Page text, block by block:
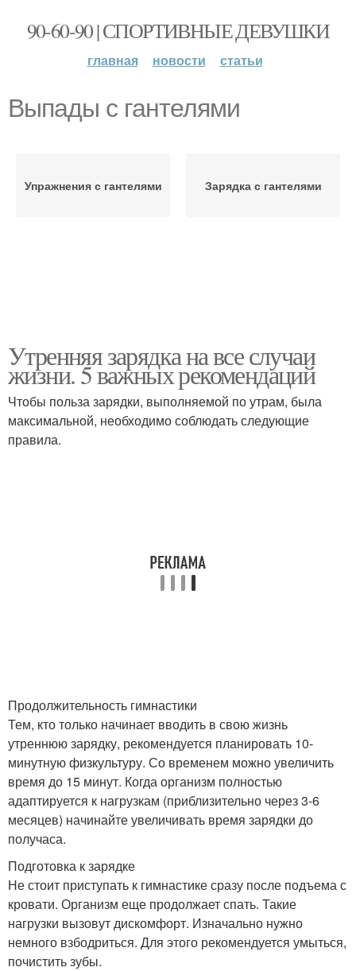
90-60-90 | СПОРТИВНЫЕ ДЕВУШКИ
главная новости статьи
Выпады с гантелями
Упражнения с гантелями Зарядка с гантелями
Утренняя зарядка на все случаи
жизни. 5 важных рекомендаций
Чтобы польза зарядки, выполняемой по утрам, была
максимальной, необходимо соблюдать следующие
правила.
Продолжительность гимнастики
Тем, кто только начинает вводить в свою жизнь
утреннюю зарядку, рекомендуется планировать 10-
минутную физкультуру. Со временем можно увеличить
время до 15 минут. Когда организм полностью
адаптируется к нагрузкам (приблизительно через 3-6
месяцев) начинайте увеличивать время зарядки до
получаса.
Подготовка к зарядке
Не стоит приступать к гимнастике сразу после подъема с
кровати. Организм еще продолжает спать. Такие
нагрузки вызовут дискомфорт. Изначально нужно
немного взбодриться. Для этого рекомендуется умыться,
почистить зубы.